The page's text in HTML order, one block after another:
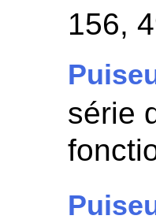
156,
série